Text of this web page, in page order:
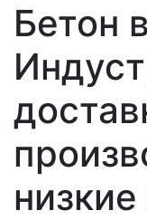
Бетон в